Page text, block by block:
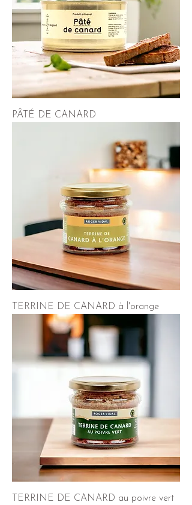
PÂTÉ DE CANARD
TERRINE DE CANARD à l'orange
TERRINE DE CANARD au poivre vert